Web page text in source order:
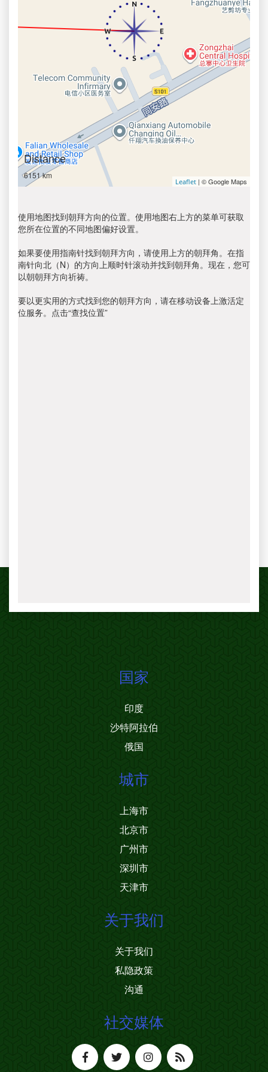
Distance
6151 km
Leaflet | © Google Maps
使用地图找到朝拜方向的位置。使用地图右上方的菜单可获取
您所在位置的不同地图偏好设置。
如果要使用指南针找到朝拜方向，请使用上方的朝拜角。在指
南针向北（N）的方向上顺时针滚动并找到朝拜角。现在，您可
以朝朝拜方向祈祷。
要以更实用的方式找到您的朝拜方向，请在移动设备上激活定
位服务。点击“查找位置”
国家
印度
沙特阿拉伯
俄国
城市
上海市
北京市
广州市
深圳市
天津市
关于我们
关于我们
私隐政策
沟通
社交媒体